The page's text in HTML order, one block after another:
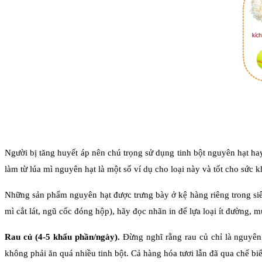
Người bị tăng huyết áp nên chú trọng sử dụng tinh bột nguyên hạt
làm từ lúa mì nguyên hạt là một số ví dụ cho loại này và tốt cho
Những sản phẩm nguyên hạt được trưng bày ở kệ hàng riêng trong
mì cắt lát, ngũ cốc đóng hộp), hãy đọc nhãn in để lựa loại ít đường,
Rau củ (4-5 khẩu phần/ngày). Đừng nghĩ rằng rau củ chỉ là
không phải ăn quá nhiều tinh bột. Cả hàng hóa tươi lẫn đã qua chế